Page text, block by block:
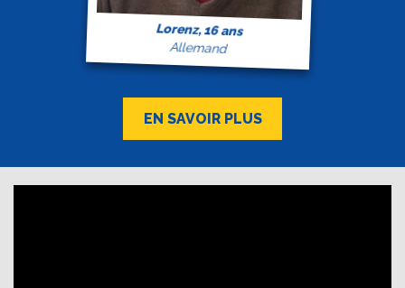
Lorenz, 16 ans
Allemand
EN SAVOIR PLUS